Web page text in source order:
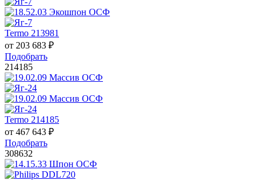
Termo 213981
от 203 683 ₽
Подобрать
214185
Termo 214185
от 467 643 ₽
Подобрать
308632